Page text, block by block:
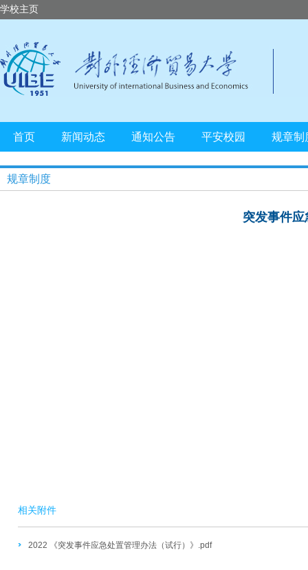
学校主页
首页 新闻动态 通知公告 平安校园 规章制
规章制度
突发事件
相关附件
2022 《突发事件应急处置管理办法（试行）》.pdf